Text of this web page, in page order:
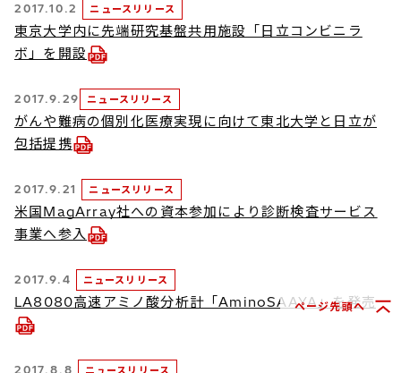
2017.10.2 ニュースリリース
東京大学内に先端研究基盤共用施設「日立コンビニラ
ボ」を開設
2017.9.29 ニュースリリース
がんや難病の個別化医療実現に向けて東北大学と日立が
包括提携
2017.9.21 ニュースリリース
米国MagArray社への資本参加により診断検査サービス
事業へ参入
2017.9.4 ニュースリリース
LA8080高速アミノ酸分析計「AminoSAAYA」を発売
2017.8.8 ニュースリリース
ページ先頭へ